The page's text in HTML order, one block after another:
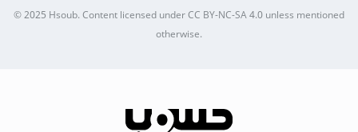
© 2025Hsoub.Content licensed underCC BY-NC-SA 4.0unless mentioned
otherwise.